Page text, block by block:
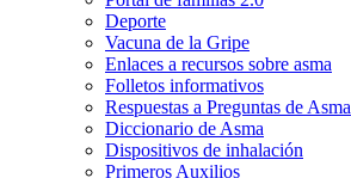
Deporte
Vacuna de la Gripe
Enlaces a recursos sobre asma
Folletos informativos
Respuestas a Preguntas de Asma
Diccionario de Asma
Dispositivos de inhalación
Primeros Auxilios